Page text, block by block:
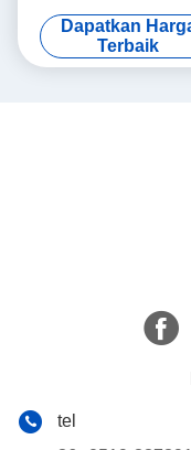
HDPE Berkualitas
Dengan Paket
Dapatkan
Terbaik
tel